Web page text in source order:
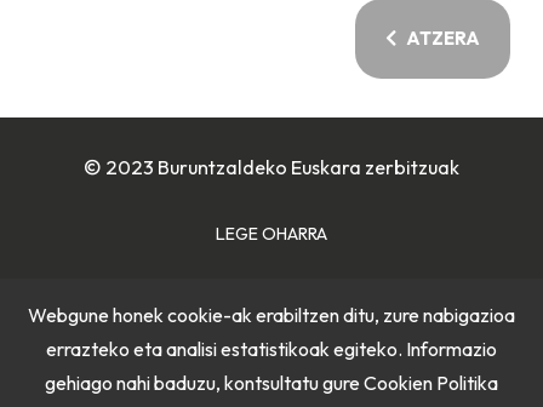
ATZERA
© 2023 Buruntzaldeko Euskara zerbitzuak
LEGE OHARRA
PRIBATUTASUN POLITIKA
Webgune honek cookie-ak erabiltzen ditu, zure nabigazioa
errazteko eta analisi estatistikoak egiteko. Informazio
gehiago nahi baduzu, kontsultatu gure Cookien Politika